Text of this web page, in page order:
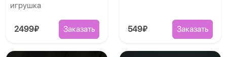
игрушка
2499₽ Заказать 549₽ Заказать